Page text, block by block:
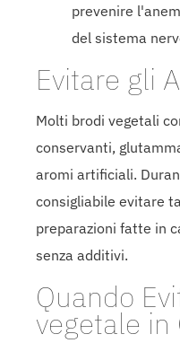
prevenire
del sistema
Evitare gli
Molti brodi vegetali
conservanti,
aromi artificiali.
consigliabile evitare
preparazioni fatte in
senza additivi.
Quando
vegetale in